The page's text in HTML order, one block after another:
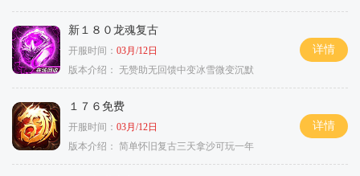
新１８０龙魂复古
开服时间： 03月/12日
版本介绍： 无赞助无回馈中变冰雪微变沉默
详情
１７６免费
开服时间： 03月/12日
版本介绍： 简单怀旧复古三天拿沙可玩一年
详情